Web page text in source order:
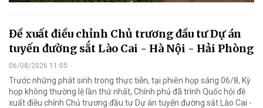
Đề xuất điều chỉnh Chủ trương đầu tư Dự án
tuyến đường sắt Lào Cai - Hà Nội - Hải Phòng
06/08/2026 11:05
Trước những phát sinh trong thực tiễn, tại phiên họp sáng 06/8, Kỳ
họp không thường lệ lần thứ nhất, Chính phủ đã trình Quốc hội đề
xuất điều chỉnh Chủ trương đầu tư Dự án tuyến đường sắt Lào Cai -